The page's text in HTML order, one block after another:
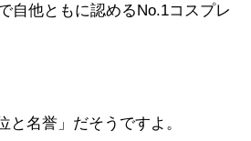
自他ともに認めるNo.1コスプレ
と名誉」だそうですよ。